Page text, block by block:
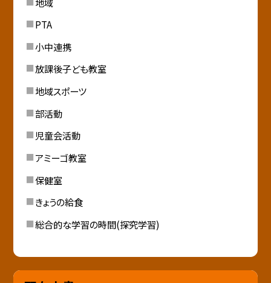
PTA
小中連携
放課後子ども教室
地域スポーツ
部活動
児童会活動
アミーゴ教室
保健室
きょうの給食
総合的な学習の時間(探究学習)